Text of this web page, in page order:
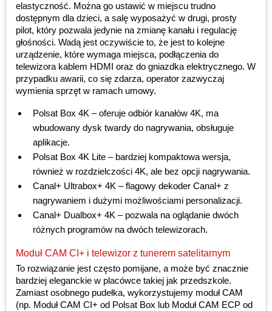
elastyczność. Można go ustawić w miejscu trudno
dostępnym dla dzieci, a salę wyposażyć w drugi, prosty
pilot, który pozwala jedynie na zmianę kanału i regulację
głośności. Wadą jest oczywiście to, że jest to kolejne
urządzenie, które wymaga miejsca, podłączenia do
telewizora kablem HDMI oraz do gniazdka elektrycznego. W
przypadku awarii, co się zdarza, operator zazwyczaj
wymienia sprzęt w ramach umowy.
Polsat Box 4K – oferuje odbiór kanałów 4K, ma
wbudowany dysk twardy do nagrywania, obsługuje
aplikacje.
Polsat Box 4K Lite – bardziej kompaktowa wersja,
również w rozdzielczości 4K, ale bez opcji nagrywania.
Canal+ Ultrabox+ 4K – flagowy dekoder Canal+ z
nagrywaniem i dużymi możliwościami personalizacji.
Canal+ Dualbox+ 4K – pozwala na oglądanie dwóch
różnych programów na dwóch telewizorach.
Moduł CAM CI+ i telewizor z tunerem satelitarnym
To rozwiązanie jest często pomijane, a może być znacznie
bardziej eleganckie w placówce takiej jak przedszkole.
Zamiast osobnego pudełka, wykorzystujemy moduł CAM
(np. Moduł CAM CI+ od Polsat Box lub Moduł CAM ECP od